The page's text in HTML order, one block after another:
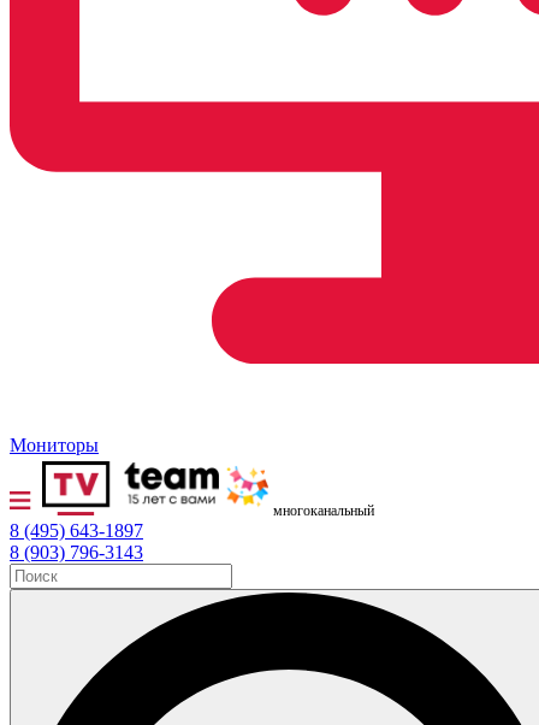
Мониторы
многоканальный
8 (495) 643-1897
8 (903) 796-3143